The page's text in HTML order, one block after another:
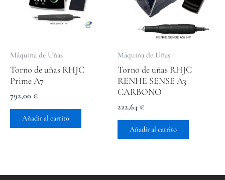
Máquina de Uñas
Torno de uñas RHJC
Prime A7
792,00 €
Añadir al carrito
Máquina de Uñas
Torno de uñas RHJC
RENHE SENSE A3
CARBONO
222,64 €
Añadir al carrito